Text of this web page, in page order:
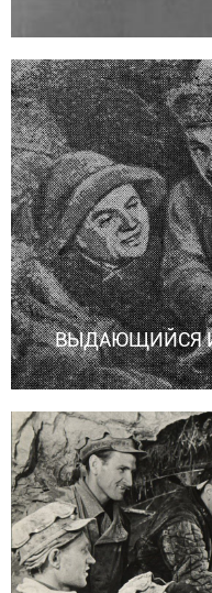
ВЫДАЮЩИЙСЯ